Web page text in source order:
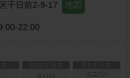
千日前2-9-17 地図
22:00